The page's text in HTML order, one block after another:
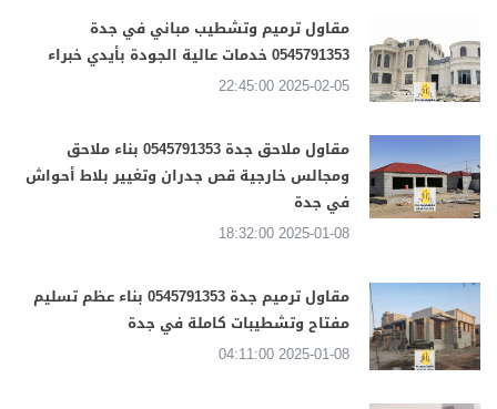
مقاول ترميم وتشطيب مباني في جدة
0545791353 خدمات عالية الجودة بأيدي خبراء
2025-02-05 22:45:00
مقاول ملاحق جدة 0545791353 بناء ملاحق
ومجالس خارجية قص جدران وتغيير بلاط أحواش
في جدة
2025-01-08 18:32:00
مقاول ترميم جدة 0545791353 بناء عظم تسليم
مفتاح وتشطيبات كاملة في جدة
2025-01-08 04:11:00